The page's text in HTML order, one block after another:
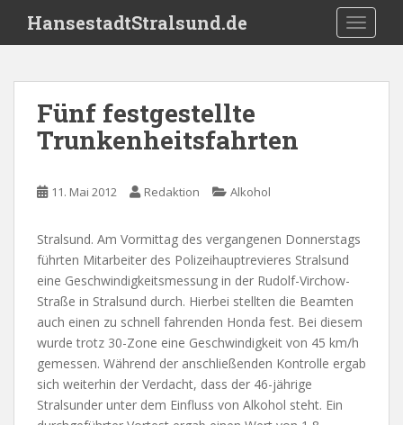
i
HansestadtStralsund.de
Fünf festgestellte
Trunkenheitsfahrten
11. Mai 2012 Redaktion Alkohol
Stralsund. Am Vormittag des vergangenen Donnerstags
führten Mitarbeiter des Polizeihauptrevieres Stralsund
eine Geschwindigkeitsmessung in der Rudolf-Virchow-
Straße in Stralsund durch. Hierbei stellten die Beamten
auch einen zu schnell fahrenden Honda fest. Bei diesem
wurde trotz 30-Zone eine Geschwindigkeit von 45 km/h
gemessen. Während der anschließenden Kontrolle ergab
sich weiterhin der Verdacht, dass der 46-jährige
Stralsunder unter dem Einfluss von Alkohol steht. Ein